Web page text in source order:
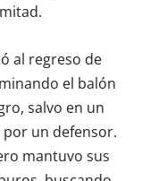
al regreso de
el balón
salvo en un
un defensor.
mantuvo sus